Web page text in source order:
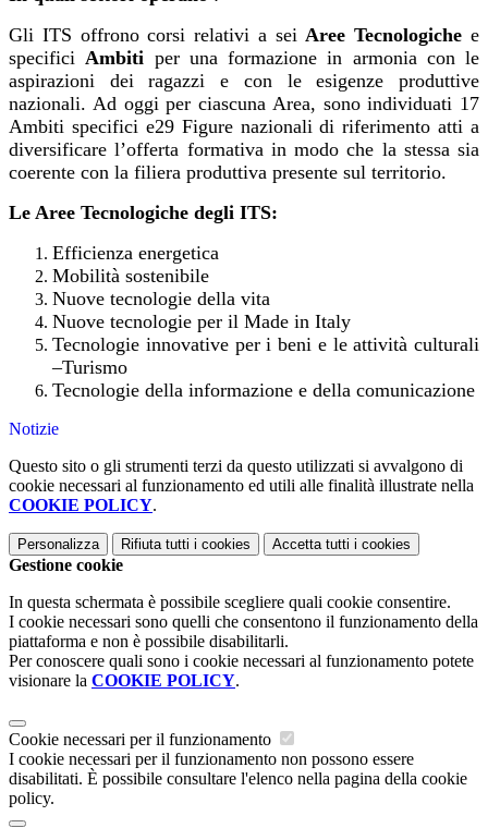
Gli ITS offrono corsi relativi a sei Aree Tecnologiche e
specifici Ambiti per una formazione in armonia con le
aspirazioni dei ragazzi e con le esigenze produttive
nazionali. Ad oggi per ciascuna Area, sono individuati 17
Ambiti specifici e29 Figure nazionali di riferimento atti a
diversificare l’offerta formativa in modo che la stessa sia
coerente con la filiera produttiva presente sul territorio.
Le Aree Tecnologiche degli ITS:
Efficienza energetica
Mobilità sostenibile
Nuove tecnologie della vita
Nuove tecnologie per il Made in Italy
Tecnologie innovative per i beni e le attività culturali
–Turismo
Tecnologie della informazione e della comunicazione
Notizie
Questo sito o gli strumenti terzi da questo utilizzati si avvalgono di
cookie necessari al funzionamento ed utili alle finalità illustrate nella
COOKIE POLICY.
Personalizza Rifiuta tutti i cookies Accetta tutti i cookies
Gestione cookie
In questa schermata è possibile scegliere quali cookie consentire.
I cookie necessari sono quelli che consentono il funzionamento della
piattaforma e non è possibile disabilitarli.
Per conoscere quali sono i cookie necessari al funzionamento potete
visionare la COOKIE POLICY.
Cookie necessari per il funzionamento
I cookie necessari per il funzionamento non possono essere
disabilitati. È possibile consultare l'elenco nella pagina della cookie
policy.